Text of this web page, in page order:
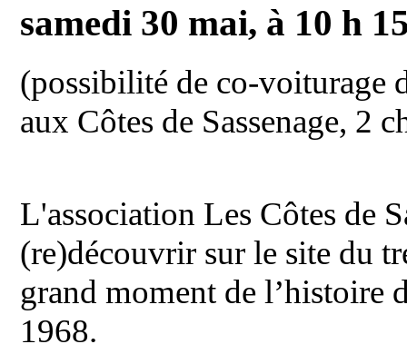
samedi 30 mai, à 10 h
(possibilité de co-voiturage
aux Côtes de Sassenage, 2
L'association Les Côtes de
(re)découvrir sur le site du
grand moment de l’histoire
1968.